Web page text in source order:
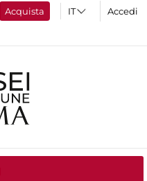
Acquista Accedi